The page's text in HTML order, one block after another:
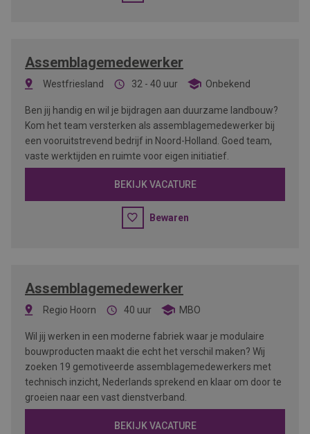
Assemblagemedewerker
Westfriesland 32 - 40 uur Onbekend
Ben jij handig en wil je bijdragen aan duurzame landbouw?
Kom het team versterken als assemblagemedewerker bij
een vooruitstrevend bedrijf in Noord-Holland. Goed team,
vaste werktijden en ruimte voor eigen initiatief.
BEKIJK VACATURE
Bewaren
Assemblagemedewerker
Regio Hoorn 40 uur MBO
Wil jij werken in een moderne fabriek waar je modulaire
bouwproducten maakt die echt het verschil maken? Wij
zoeken 19 gemotiveerde assemblagemedewerkers met
technisch inzicht, Nederlands sprekend en klaar om door te
groeien naar een vast dienstverband.
BEKIJK VACATURE